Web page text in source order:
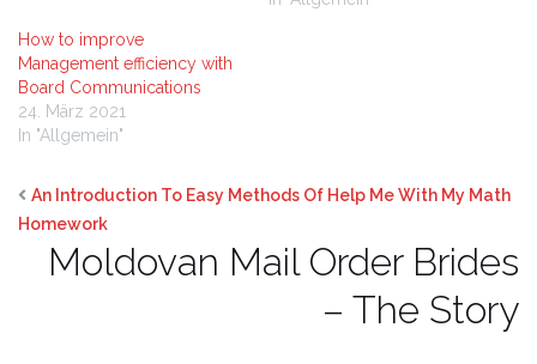
How to improve
Management efficiency with
Board Communications
24. März 2021
In "Allgemein"
An Introduction To Easy Methods Of Help Me With My Math
Homework
Moldovan Mail Order Brides
– The Story